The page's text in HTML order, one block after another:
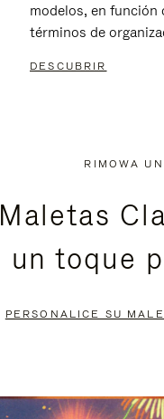
modelos, en función
términos de
DESCUBRIR
RIMOWA
Maletas
un toque
PERSONALICE SU